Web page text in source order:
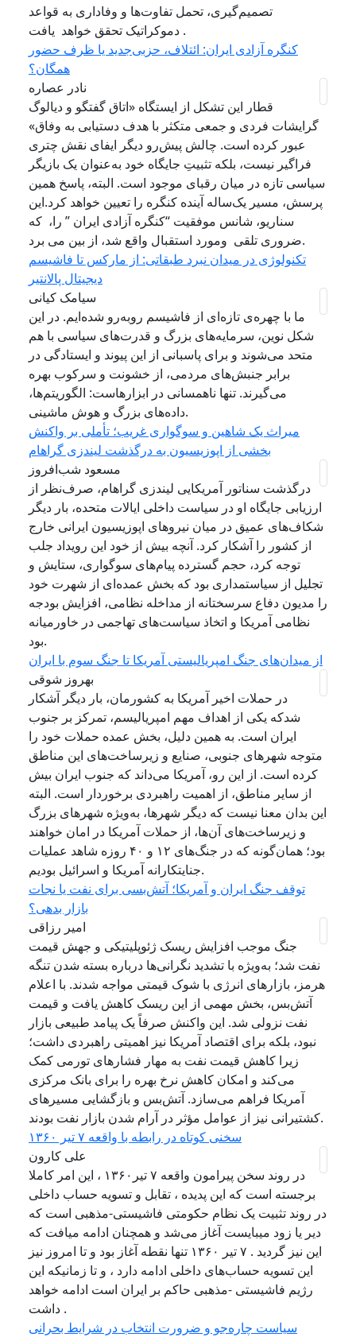
تصمیم‌گیری، تحمل تفاوت‌ها و وفاداری به قواعد
دموکراتیک تحقق خواهد یافت .
کنگره آزادی ایران: ائتلاف، حزبی‌جدید یا ظرف حضور
همگان؟
نادر عصاره
قطار این تشکل از ایستگاه «اتاق گفتگو و دیالوگ
گرایشات فردی و جمعی متکثر با هدف دستیابی به وفاق»
عبور کرده است. چالش پیش‌رو دیگر ایفای نقش چتری
فراگیر نیست، بلکه تثبیتِ جایگاه خود به‌عنوان یک بازیگر
سیاسی تازه در میان رقبای موجود است. البته، پاسخ همین
پرسش، مسیر یک‌ساله آینده کنگره را تعیین خواهد کرد.این
سناریو، شانس موفقیت “کنگره آزادی ایران ” را، که
ضروری تلقی و‌مورد استقبال واقع شد، از بین می برد.
تکنولوژی در میدان نبرد طبقاتی: از مارکس تا فاشیسم
دیجیتال پالانتیر
سیامک کیانی
ما با چهره‌ی تازه‌ای از فاشیسم روبه‌رو شده‌ایم. در این
شکل نوین، سرمایه‌های بزرگ و قدرت‌های سیاسی با هم
متحد می‌شوند و برای پاسبانی از این پیوند و ایستادگی در
برابر جنبش‌های مردمی، از خشونت و سرکوب بهره
می‌گیرند. تنها ناهمسانی در ابزارهاست: الگوریتم‌ها،
داده‌های بزرگ و هوش ماشینی.
میراث یک شاهین و سوگواری غریب؛ تأملی بر واکنش
بخشی از اپوزیسیون به درگذشت لیندزی گراهام
مسعود شب‌افروز
درگذشت سناتور آمریکایی لیندزی گراهام، صرف‌نظر از
ارزیابی جایگاه او در سیاست داخلی ایالات متحده، بار دیگر
شکاف‌های عمیق در میان نیروهای اپوزیسیون ایرانی خارج
از کشور را آشکار کرد. آنچه بیش از خود این رویداد جلب
توجه کرد، حجم گسترده پیام‌های سوگواری، ستایش و
تجلیل از سیاستمداری بود که بخش عمده‌ای از شهرت خود
را مدیون دفاع سرسختانه از مداخله نظامی، افزایش بودجه
نظامی آمریکا و اتخاذ سیاست‌های تهاجمی در خاورمیانه
بود.
از میدان‌های جنگ امپریالیستی آمریکا تا جنگ سوم با ایران
بهروز شوقی
در حملات اخیر آمریکا به کشورمان، بار دیگر آشکار
شدکه یکی از اهداف مهم امپریالیسم، تمرکز بر جنوب
ایران است. به همین دلیل، بخش عمده حملات خود را
متوجه شهرهای جنوبی، صنایع و زیرساخت‌های این مناطق
کرده است. از این رو، آمریکا می‌داند که جنوب ایران بیش
از سایر مناطق، از اهمیت راهبردی برخوردار است. البته
این بدان معنا نیست که دیگر شهرها، به‌ویژه شهرهای بزرگ
و زیرساخت‌های آن‌ها، از حملات آمریکا در امان خواهند
بود؛ همان‌گونه که در جنگ‌های ۱۲ و ۴۰ روزه شاهد عملیات
جنایتکارانه آمریکا و اسرائیل بودیم.
توقف جنگ ایران و آمریکا؛ آتش‌بسی برای نفت یا نجات
بازار بدهی؟
امیر رزاقی
جنگ موجب افزایش ریسک ژئوپلیتیکی و جهش قیمت
نفت شد؛ به‌ویژه با تشدید نگرانی‌ها درباره بسته شدن تنگه
هرمز، بازارهای انرژی با شوک قیمتی مواجه شدند. با اعلام
آتش‌بس، بخش مهمی از این ریسک کاهش یافت و قیمت
نفت نزولی شد. این واکنش صرفاً یک پیامد طبیعی بازار
نبود، بلکه برای اقتصاد آمریکا نیز اهمیتی راهبردی داشت؛
زیرا کاهش قیمت نفت به مهار فشارهای تورمی کمک
می‌کند و امکان کاهش نرخ بهره را برای بانک مرکزی
آمریکا فراهم می‌سازد. آتش‌بس و بازگشایی مسیرهای
کشتیرانی نیز از عوامل مؤثر در آرام شدن بازار نفت بودند.
سخنی کوتاه در رابطه با واقعه ۷ تیر ۱۳۶۰
علی کارون
در روند سخن پیرامون واقعه ۷ تیر۱۳۶۰ ، این امر کاملا
برجسته است که این پدیده ، تقابل و تسویه حساب داخلی
در روند تثبیت یک نظام حکومتی فاشیستی-مذهبی است که
دیر یا زود میبایست آغاز می‌شد و همچنان ادامه میافت که
این نیز گردید . ۷ تیر ۱۳۶۰ تنها نقطه آغاز بود و تا امروز نیز
این تسویه حساب‌های داخلی ادامه دارد ، و تا زمانیکه این
رژیم فاشیستی -مذهبی حاکم بر ایران است ادامه خواهد
داشت .
سیاست چاره‌جو و ضرورت انتخاب در شرایط بحرانی